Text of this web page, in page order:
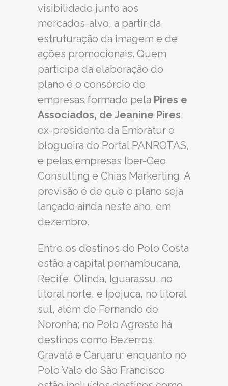
visibilidade junto aos
mercados-alvo, a partir da
estruturação da imagem e de
ações promocionais. Quem
participa da elaboração do
plano é o consórcio de
empresas formado pela Pires e
Associados, de Jeanine Pires,
ex-presidente da Embratur e
blogueira do Portal PANROTAS,
e pelas empresas Iber-Geo
Consulting e Chias Markerting. A
previsão é de que o plano seja
lançado ainda neste ano, em
dezembro.
Entre os destinos do Polo Costa
estão a capital pernambucana,
Recife, Olinda, Iguarassu, no
litoral norte, e Ipojuca, no litoral
sul, além de Fernando de
Noronha; no Polo Agreste há
destinos como Bezerros,
Gravatá e Caruaru; enquanto no
Polo Vale do São Francisco